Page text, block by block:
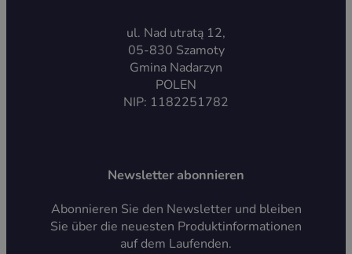
ul. Nad utratą 12,
05-830 Szamoty
Gmina Nadarzyn
POLEN
NIP: 1182251782
Newsletter abonnieren
Abonnieren Sie den Newsletter und bleiben
Sie über die neuesten Produktinformationen
auf dem Laufenden.